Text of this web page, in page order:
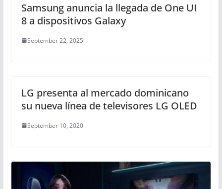
Samsung anuncia la llegada de One UI
8 a dispositivos Galaxy
September 22, 2025
LG presenta al mercado dominicano
su nueva línea de televisores LG OLED
September 10, 2020